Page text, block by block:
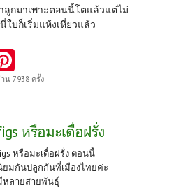
ลูกมาเพาะตอนนี้โตแล้วแต่ไม่
ใบก็เริ่มแห้งเหี่ยวแล้ว
nt
es
t
น 7938 ครั้ง
หรือมะเดื่อฝรั่ง
หรือมะเดื่อฝรั่ง ตอนนี้
ยมกันปลูกกันที่เมืองไทยค่ะ
หลายสายพันธุ์